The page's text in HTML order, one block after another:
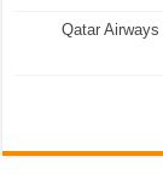
Qatar